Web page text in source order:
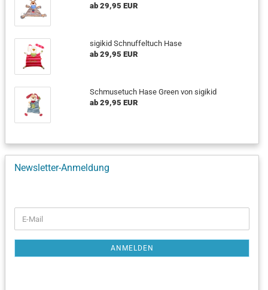
ab 29,95 EUR
sigikid Schnuffeltuch Hase
ab 29,95 EUR
Schmusetuch Hase Green von sigikid
ab 29,95 EUR
Newsletter-Anmeldung
ZUR
E-
Mail
ANMELDEN